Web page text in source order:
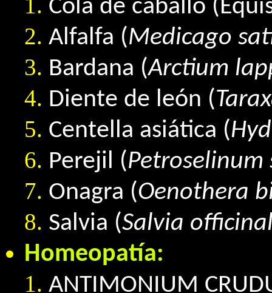
Cola de caballo
Alfalfa (Medicago
Bardana (Arctium
Diente de león (
Centella asiática (
Perejil (Petroselinum
Onagra (Oenothera
Salvia (Salvia
Homeopatía:
ANTIMONIUM